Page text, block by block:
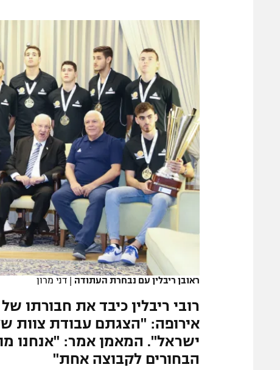
תקנון משתתפים וזוכים בפרסים
תקנון עבור פעילות אלקטרה
תקנון עבור פעילות ספורט 1 – "מרלן"
גיימינג E-Sports
תנאי שימוש
מדיניות פרטיות
תקנון פעילות ספורט 1
רשיון להקרנה פומבית לבית עסק
הצטרפות לחבילת הערוצים
לוח דרושים – ג'ובנט
המגזין
הפועל
הפועל
מכבי
בני
ראובן ריבלין עם נבחרת העתודה | דני מרון
רובי ריבלין כיבד את חבורתו
אירופה: "הצגתם עבודת צוות
הבחורים לקבוצה אחת"